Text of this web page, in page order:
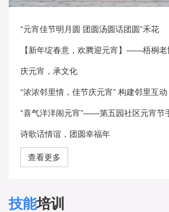
“元宵佳节明月圆 团圆汤圆话团圆”禾花
【新年绽春意，欢腾迎元宵】——梧桐老
庆元宵，承文化
“浓浓邻里情，佳节庆元宵” 构建邻里互动
“喜气洋洋闹元宵”——第五园社区元宵节
诗歌话情谊，团圆幸福年
查看更多
技能培训